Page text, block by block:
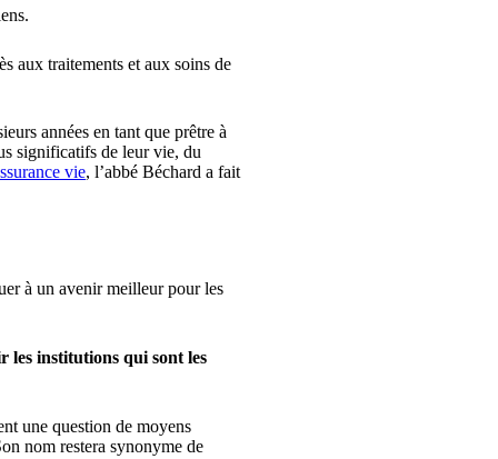
aux traitements et aux soins de
années en tant que prêtre à
significatifs de leur vie, du
vie, l’abbé Béchard a fait
à un avenir meilleur pour les
les institutions qui sont les
une question de moyens
nom restera synonyme de